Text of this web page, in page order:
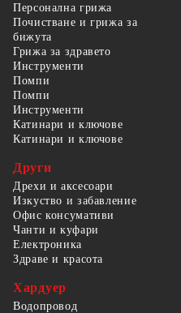
Персонална грижа
Почистване и грижа за
бижута
Грижа за здравето
Инструменти
Помпи
Помпи
Инструменти
Катинари и ключове
Катинари и ключове
Други
Дрехи и аксесоари
Изкуство и забавление
Офис консумативи
Чанти и куфари
Електроника
Здраве и красота
Хардуер
Водопровод